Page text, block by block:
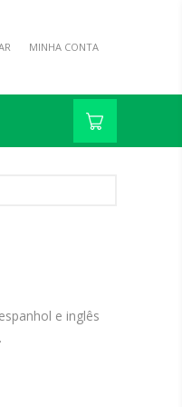
MINHA CONTA
e inglês